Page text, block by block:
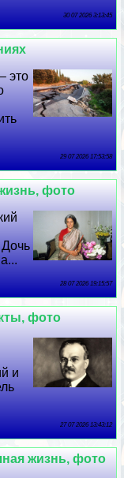
30 07 2026 3:13:45
это
29 07 2026 17:53:58
фото
28 07 2026 19:15:57
фото
и
27 07 2026 13:43:12
жизнь, фото